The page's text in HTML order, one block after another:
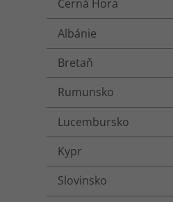
Černá Hora
Albánie
Bretaň
Rumunsko
Lucembursko
Kypr
Slovinsko